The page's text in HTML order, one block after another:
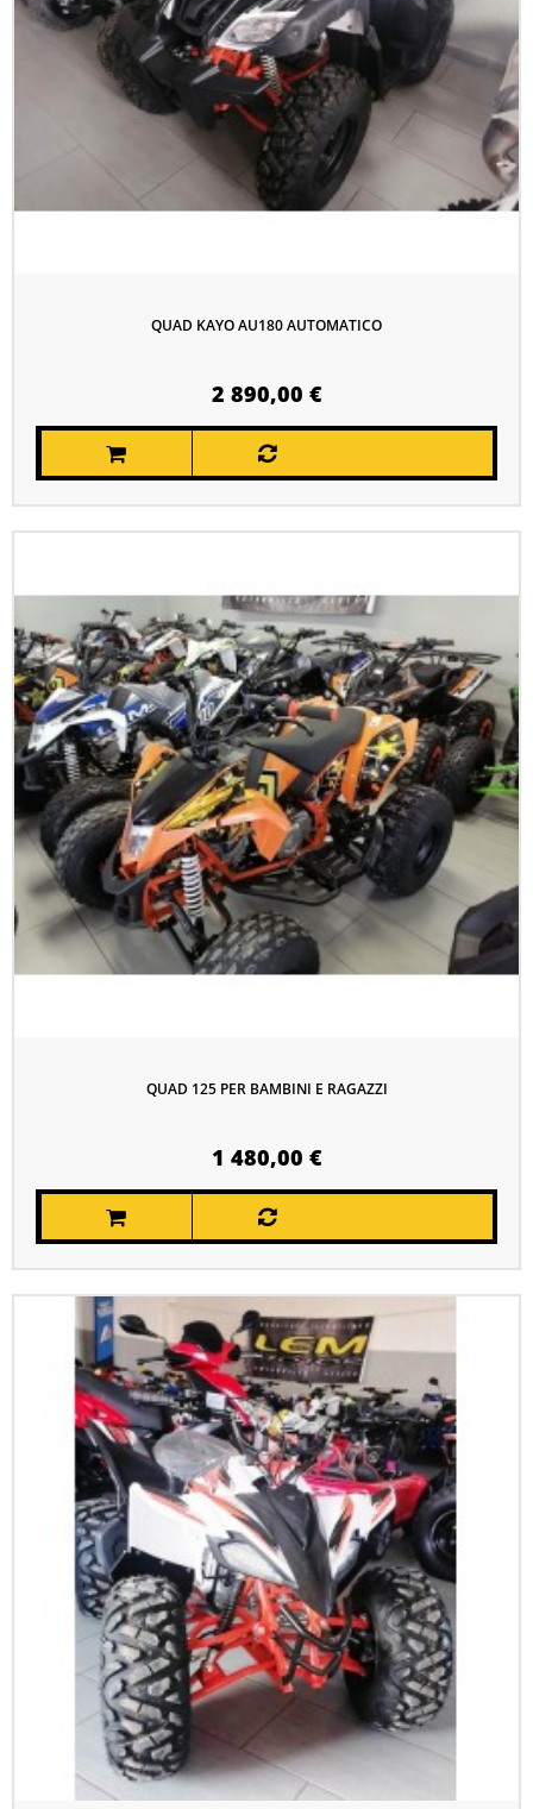
QUAD KAYO AU180 AUTOMATICO
2 890,00 €
QUAD 125 PER BAMBINI E RAGAZZI
1 480,00 €